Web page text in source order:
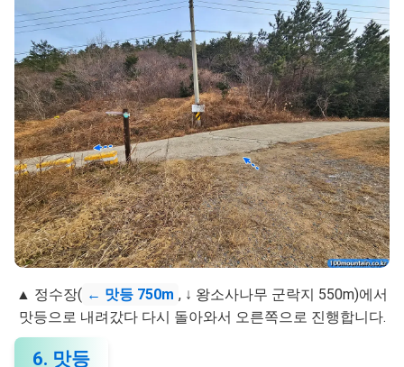
▲ 정수장( ← 맛등 750m , ↓ 왕소사나무 군락지 550m)에서
맛등으로 내려갔다 다시 돌아와서 오른쪽으로 진행합니다.
6. 맛등